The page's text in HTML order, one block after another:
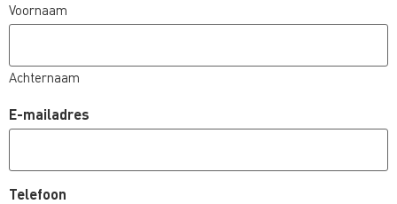
Voornaam
Achternaam
E-mailadres
Telefoon